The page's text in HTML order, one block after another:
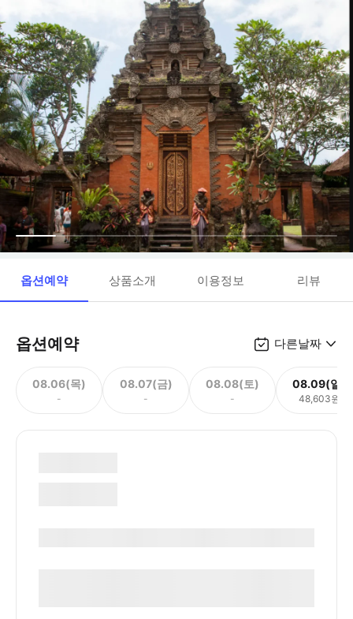
옵션예약 상품소개 이용정보 리뷰
옵션예약 다른날짜
08.06(목)
-
08.07(금)
-
08.08(토)
-
08.09(일)
48,603원